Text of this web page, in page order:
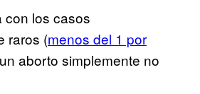
con los casos
raros (menos del 1 por
aborto simplemente no